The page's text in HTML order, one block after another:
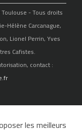
- Tous droits
Hélène Carcanague,
Lionel Perrin, Yves
Cafistes.
contact :
les meilleurs